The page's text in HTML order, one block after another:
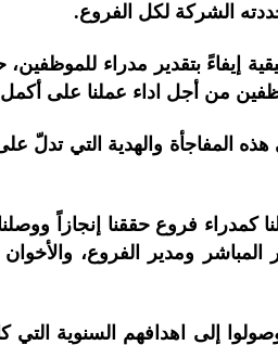
الشركة لكل الفروع.
إيفاءً بتقدير مدراء للموظفين،
من أجل اداء عملنا على
والهدية التي تدلّ على
فروع حققنا إنجازاً
المباشر ومدير الفروع،
وصولوا إلى اهدافهم السنوية